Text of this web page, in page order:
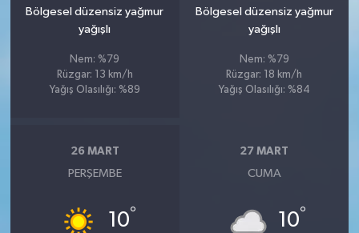
Bölgesel düzensiz yağmur
yağışlı
Nem: %79
Rüzgar: 13 km/h
Yağış Olasılığı: %89
Bölgesel düzensiz yağmur
yağışlı
Nem: %79
Rüzgar: 18 km/h
Yağış Olasılığı: %84
26 MART
PERŞEMBE
10°
27 MART
CUMA
10°